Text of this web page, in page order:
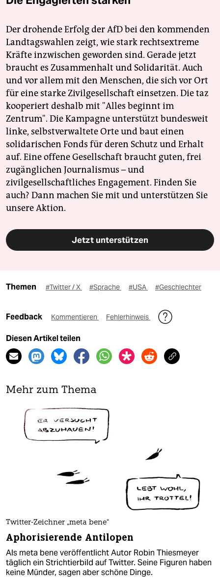
Der drohende Erfolg der AfD bei den kommenden
Landtagswahlen zeigt, wie stark rechtsextreme
Kräfte inzwischen geworden sind. Gerade jetzt
braucht es Zusammenhalt und Solidarität. Auch
und vor allem mit den Menschen, die sich vor Ort
für eine starke Zivilgesellschaft einsetzen. Die taz
kooperiert deshalb mit "Alles beginnt im
Zentrum". Die Kampagne unterstützt bundesweit
linke, selbstverwaltete Orte und baut einen
solidarischen Fonds für deren Schutz und Erhalt
auf. Eine offene Gesellschaft braucht guten, frei
zugänglichen Journalismus – und
zivilgesellschaftliches Engagement. Finden Sie
auch? Dann machen Sie mit und unterstützen Sie
unsere Aktion.
Jetzt unterstützen
Themen #Twitter / X #Sprache #USA #Geschlechter
Feedback Kommentieren Fehlerhinweis
Diesen Artikel teilen
Mehr zum Thema
Twitter-Zeichner „meta bene“
Aphorisierende Antilopen
Als meta bene veröffentlicht Autor Robin Thiesmeyer
täglich ein Strichtierbild auf Twitter. Seine Figuren haben
keine Münder, sagen aber schöne Dinge.